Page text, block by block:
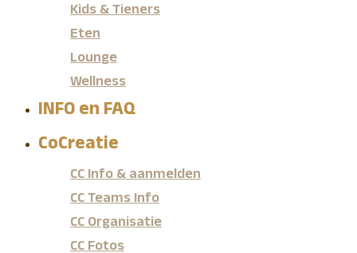
Kids & Tieners
Eten
Lounge
Wellness
INFO en FAQ
CoCreatie
CC Info & aanmelden
CC Teams Info
CC Organisatie
CC Fotos